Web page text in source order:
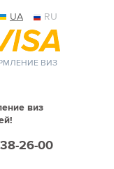
UA RU
ВИЗ
виз
26-00